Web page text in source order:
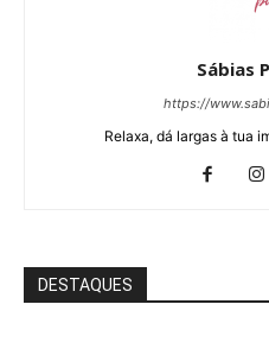
Sábias
https://
Relaxa, dá largas à tua
DESTAQUES